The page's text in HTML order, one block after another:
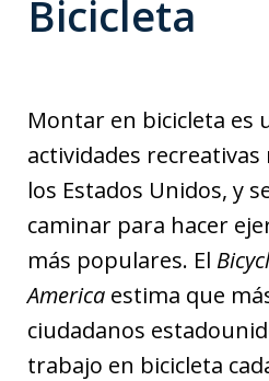
Bicicleta
Montar en bicicleta es
actividades
los Estados Unidos, y
caminar para hacer
más populares. El
America estima que
ciudadanos
trabajo en bicicleta